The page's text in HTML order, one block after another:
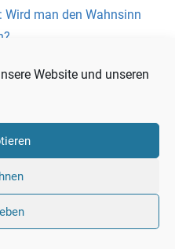
Website und unseren
Wird man den Wahnsinn
Vernunft: Wird man den
Facebook
RSS